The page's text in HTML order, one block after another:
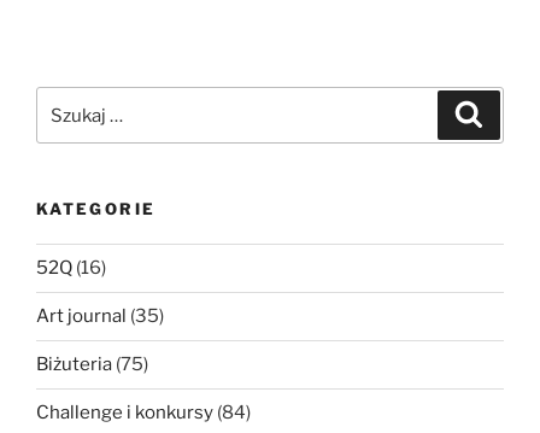
KATEGORIE
52Q (16)
Art journal (35)
Biżuteria (75)
Challenge i konkursy (84)